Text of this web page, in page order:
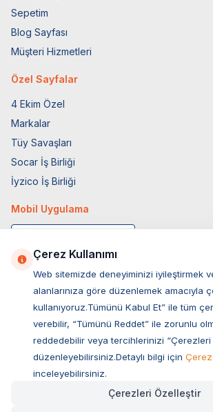
Sepetim
Blog Sayfası
Müşteri Hizmetleri
Özel Sayfalar
4 Ekim Özel
Markalar
Tüy Savaşları
Socar İş Birliği
İyzico İş Birliği
Mobil Uygulama
Müşteri Hizmetleri
Sıkça Sorulan Sorular
Çerez Kullanımı
Web sitemizde deneyiminizi iyileştirmek
alanlarınıza göre düzenlemek amacıyla
kullanıyoruz.Tümünü Kabul Et” ile tüm
verebilir, “Tümünü Reddet” ile zorunlu
reddedebilir veya tercihlerinizi “Çerezleri
düzenleyebilirsiniz.Detaylı bilgi için Çerez
inceleyebilirsiniz.
Çerezleri Özelleştir